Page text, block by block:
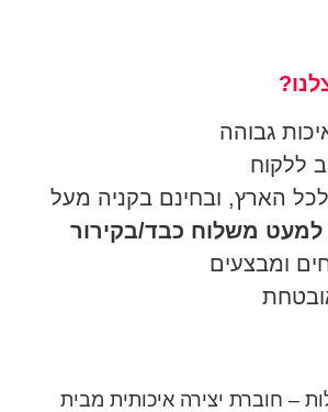
גבוהה
ללקוח
הארץ, ובחינם בקניה מעל
למעט משלוח כבד/בקירור
ומבצעים
– חוברת יצירה איכותית מבית